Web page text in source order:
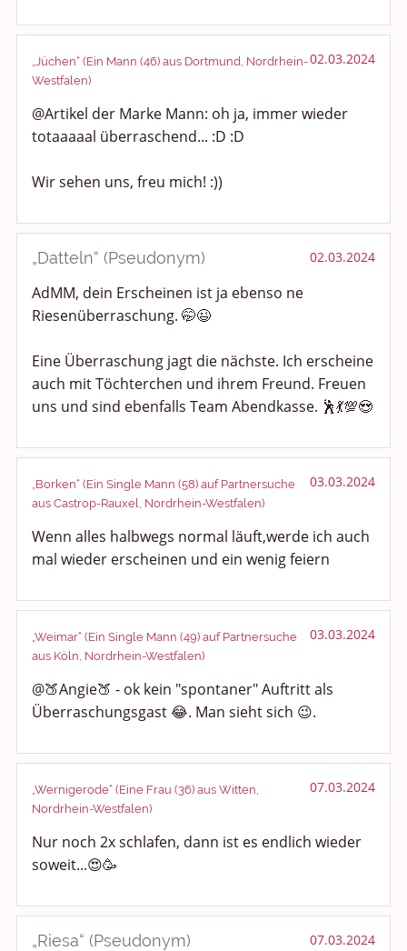
„Jüchen“ (Ein Mann (46) aus Dortmund, Nordrhein-
Westfalen)
02.03.2024
@Artikel der Marke Mann: oh ja, immer wieder
totaaaaal überraschend... :D :D
Wir sehen uns, freu mich! :))
„Datteln“ (Pseudonym) 02.03.2024
AdMM, dein Erscheinen ist ja ebenso ne
Riesenüberraschung. 🤭😉
Eine Überraschung jagt die nächste. Ich erscheine
auch mit Töchterchen und ihrem Freund. Freuen
uns und sind ebenfalls Team Abendkasse. 🕺💃💯😍
„Borken“ (Ein Single Mann (58) auf Partnersuche
aus Castrop-Rauxel, Nordrhein-Westfalen)
03.03.2024
Wenn alles halbwegs normal läuft,werde ich auch
mal wieder erscheinen und ein wenig feiern
„Weimar“ (Ein Single Mann (49) auf Partnersuche
aus Köln, Nordrhein-Westfalen)
03.03.2024
@🍑Angie🍑 - ok kein "spontaner" Auftritt als
Überraschungsgast 😂. Man sieht sich 😉.
„Wernigerode“ (Eine Frau (36) aus Witten,
Nordrhein-Westfalen)
07.03.2024
Nur noch 2x schlafen, dann ist es endlich wieder
soweit...😍🥳
„Riesa“ (Pseudonym) 07.03.2024